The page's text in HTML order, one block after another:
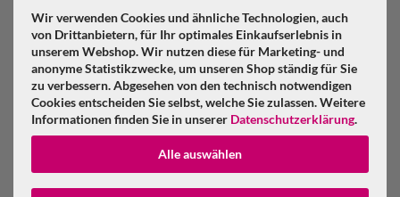
Wir verwenden Cookies und ähnliche Technologien, auch
von Drittanbietern, für Ihr optimales Einkaufserlebnis in
unserem Webshop. Wir nutzen diese für Marketing- und
anonyme Statistikzwecke, um unseren Shop ständig für Sie
zu verbessern. Abgesehen von den technisch notwendigen
Cookies entscheiden Sie selbst, welche Sie zulassen. Weitere
Informationen finden Sie in unserer Datenschutzerklärung.
Alle auswählen
Konto erstellen
Molton Markt » Molton » Dekomolton »
Konfektioniert & geöst » Royalblau
Filter